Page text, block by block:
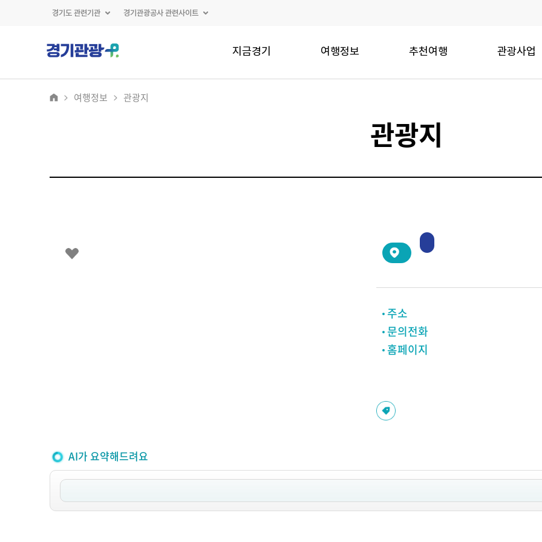
경기도 관련기관 경기관광공사 관련사이트
지금경기 여행정보 추천여행 관광사업
여행정보 관광지
관광지
주소
문의전화
홈페이지
AI가 요약해드려요